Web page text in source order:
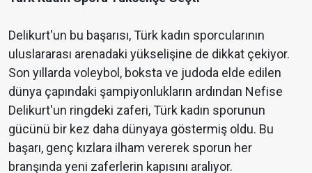
Delikurt'un bu başarısı, Türk kadın sporcularının
uluslararası arenadaki yükselişine de dikkat çekiyor.
Son yıllarda voleybol, boksta ve judoda elde edilen
dünya çapındaki şampiyonlukların ardından Nefise
Delikurt'un ringdeki zaferi, Türk kadın sporunun
gücünü bir kez daha dünyaya göstermiş oldu. Bu
başarı, genç kızlara ilham vererek sporun her
branşında yeni zaferlerin kapısını aralıyor.